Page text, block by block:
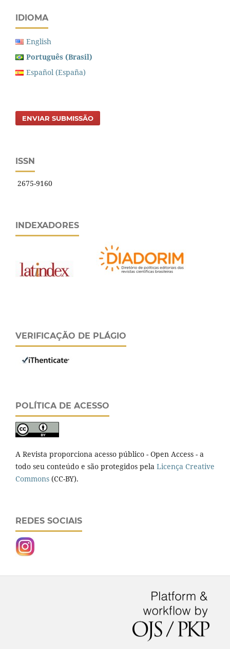
IDIOMA
English
Português (Brasil)
Español (España)
ENVIAR SUBMISSÃO
ISSN
2675-9160
INDEXADORES
VERIFICAÇÃO DE PLÁGIO
POLÍTICA DE ACESSO
A Revista proporciona acesso público - Open Access - a
todo seu conteúdo e são protegidos pela Licença Creative
Commons (CC-BY).
REDES SOCIAIS